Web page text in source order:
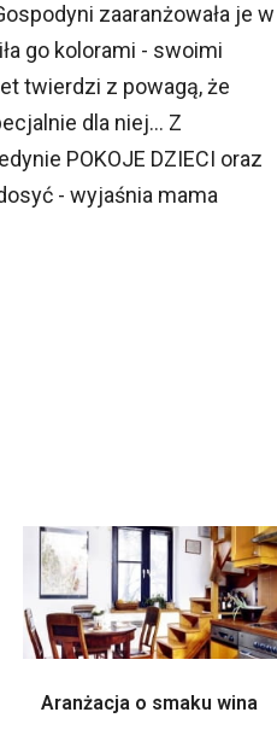
zaaranżowała je w
go kolorami - swoimi
twierdzi z powagą, że
dla niej... Z
POKOJE DZIECI oraz
- wyjaśnia mama
Aranżacja o smaku wina